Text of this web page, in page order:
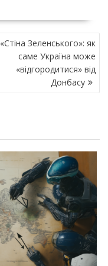
«Стіна Зеленського»: як
саме Україна може
«відгородитися» від
Донбасу